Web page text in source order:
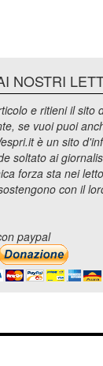
NOSTRI
e ritieni il sito
se vuoi puoi
è un sito
soltato ai
forza sta nei
con il
paypal